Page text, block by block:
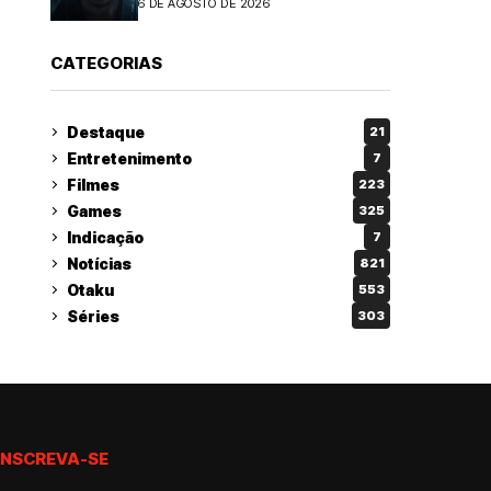
CATEGORIAS
Destaque 21
Entretenimento 7
Filmes 223
Games 325
Indicação 7
Notícias 821
Otaku 553
Séries 303
SE